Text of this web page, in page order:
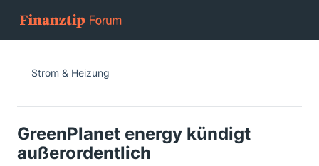
Strom & Heizung
GreenPlanet energy kündigt
außerordentlich